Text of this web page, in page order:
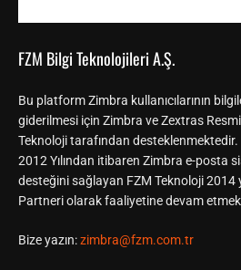
FZM Bilgi Teknolojileri A.Ş.
Bu platform Zimbra kullanıcılarının
giderilmesi için Zimbra ve Zextras
Teknoloji tarafından desteklenmektedir.
2012 Yılından itibaren Zimbra e-posta
desteğini sağlayan FZM Teknoloji 2014
Partneri olarak faaliyetine devam
Bize yazın:zimbra@fzm.com.tr